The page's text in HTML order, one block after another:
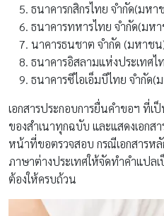
ธนาคารกสิกรไทย จำกัด(มหา
ธนาคารทหารไทย จำกัด(มห
นาคารธนชาต จำกัด (มหาชน
ธนาคารอิสลามแห่งประเทศไ
ธนาคารซีไอเอ็มบีไทย จำกัด(
เอกสารประกอบการยื่นคำขอฯ ที่เ
ของสำเนาทุกฉบับ และแสดงเอก
หน้าที่ขอตรวจสอบ กรณีเอกสารห
ภาษาต่างประเทศให้จัดทำคำแปล
ต้องให้ครบถ้วน